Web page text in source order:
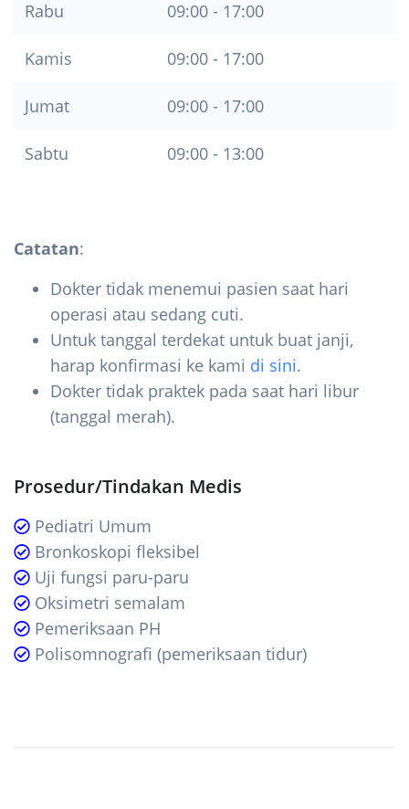
Rabu 09:00 - 17:00
Kamis 09:00 - 17:00
Jumat 09:00 - 17:00
Sabtu 09:00 - 13:00
Catatan:
Dokter tidak menemui pasien saat hari
operasi atau sedang cuti.
Untuk tanggal terdekat untuk buat janji,
harap konfirmasi ke kami di sini.
Dokter tidak praktek pada saat hari libur
(tanggal merah).
Prosedur/Tindakan Medis
Pediatri Umum
Bronkoskopi fleksibel
Uji fungsi paru-paru
Oksimetri semalam
Pemeriksaan PH
Polisomnografi (pemeriksaan tidur)